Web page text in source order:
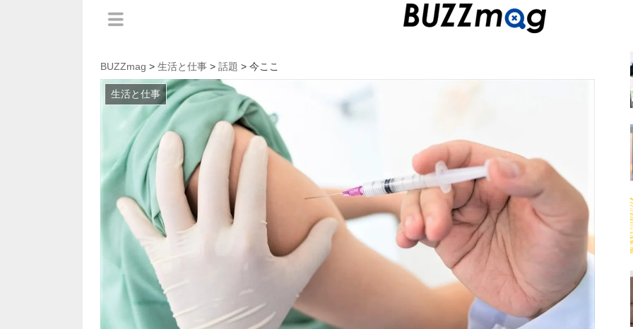
BUZZmag > 生活と仕事 > 話題 > 今ここ
生活と仕事